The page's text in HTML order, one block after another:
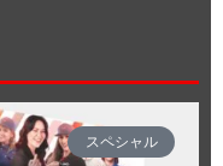
スペシャル